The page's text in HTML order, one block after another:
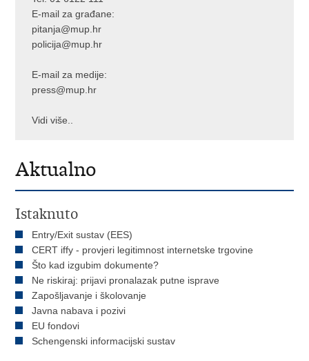
E-mail za građane:
pitanja@mup.hr
policija@mup.hr
E-mail za medije:
press@mup.hr
Vidi više..
Aktualno
Istaknuto
Entry/Exit sustav (EES)
CERT iffy - provjeri legitimnost internetske trgovine
Što kad izgubim dokumente?
Ne riskiraj: prijavi pronalazak putne isprave
Zapošljavanje i školovanje
Javna nabava i pozivi
EU fondovi
Schengenski informacijski sustav